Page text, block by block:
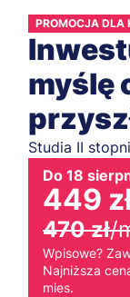
PROMOCJA DLA
myślę
Studia II
Do 18
449
470 zł/
Wpisowe?
Najniższa
mies.